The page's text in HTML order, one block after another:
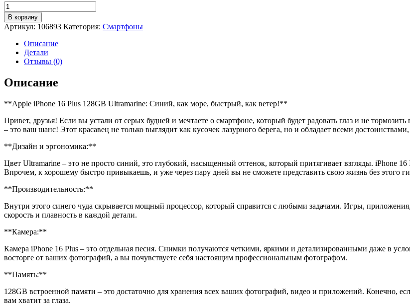
Количество
товара
Смартфон
Apple
iPhone
Plus
128GB,
Ultramarine
(синий)
В корзину
Артикул: 106893 Категория: Смартфоны
Описание
Детали
Отзывы (0)
Описание
**Apple iPhone 16 Plus 128GB Ultramarine: Синий, как море, быстрый, как ветер!**
Привет, друзья! Если вы устали от серых будней и мечтаете о смартфоне, который будет радовать глаз и не
– это ваш шанс! Этот красавец не только выглядит как кусочек лазурного берега, но и обладает всеми
**Дизайн и эргономика:**
Цвет Ultramarine – это не просто синий, это глубокий, насыщенный оттенок, который притягивает взгляды. iPhone
Впрочем, к хорошему быстро привыкаешь, и уже через пару дней вы не сможете представить свою жизнь без этого
**Производительность:**
Внутри этого синего чуда скрывается мощный процессор, который справится с любыми задачами. Игры, приложения,
скорость и плавность в каждой детали.
**Камера:**
Камера iPhone 16 Plus – это отдельная песня. Снимки получаются четкими, яркими и детализированными даже в
восторге от ваших фотографий, а вы почувствуете себя настоящим профессиональным фотографом.
**Память:**
128GB встроенной памяти – это достаточно для хранения всех ваших фотографий, видео и приложений. Конечно,
вам хватит за глаза.